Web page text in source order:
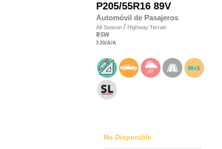
P205/55R16 89V
Automóvil de Pasajeros
All-Season / Highway Terrain
BSW
320/A/A
No Disponible